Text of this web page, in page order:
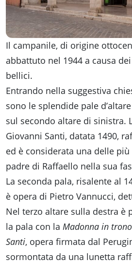
Il campanile, di origine
abbattuto nel 1944 a causa
bellici.
Entrando nella suggestiva
sono le splendide pale
sul secondo altare di sinistra.
Giovanni Santi, datata 1490,
ed è considerata una delle
padre di Raffaello nella sua
La seconda pala, risalente al
è opera di Pietro Vannucci,
Nel terzo altare sulla destra è
la pala con la Madonna in
Santi, opera firmata dal
sormontata da una lunetta